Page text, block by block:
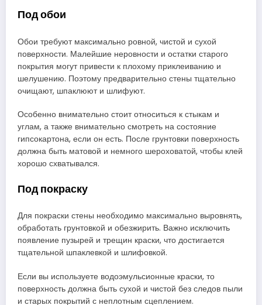
Под обои
Обои требуют максимально ровной, чистой и сухой
поверхности. Малейшие неровности и остатки старого
покрытия могут привести к плохому приклеиванию и
шелушению. Поэтому предварительно стены тщательно
очищают, шпаклюют и шлифуют.
Особенно внимательно стоит относиться к стыкам и
углам, а также внимательно смотреть на состояние
гипсокартона, если он есть. После грунтовки поверхность
должна быть матовой и немного шероховатой, чтобы клей
хорошо схватывался.
Под покраску
Для покраски стены необходимо максимально выровнять,
обработать грунтовкой и обезжирить. Важно исключить
появление пузырей и трещин краски, что достигается
тщательной шпаклевкой и шлифовкой.
Если вы используете водоэмульсионные краски, то
поверхность должна быть сухой и чистой без следов пыли
и старых покрытий с неплотным сцеплением.